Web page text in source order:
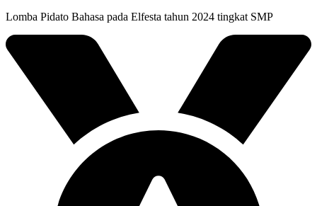
Lomba Pidato Bahasa pada Elfesta tahun 2024 tingkat SMP